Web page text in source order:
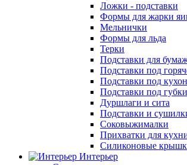
Ложки - подставки
Формы для жарки
Мельнички
Формы для льда
Терки
Подставки для
Подставки под
Подставки под
Подставки под
Дуршлаги и сита
Подставки и
Соковыжималки
Прихватки для
Силиконовые
Интерьер